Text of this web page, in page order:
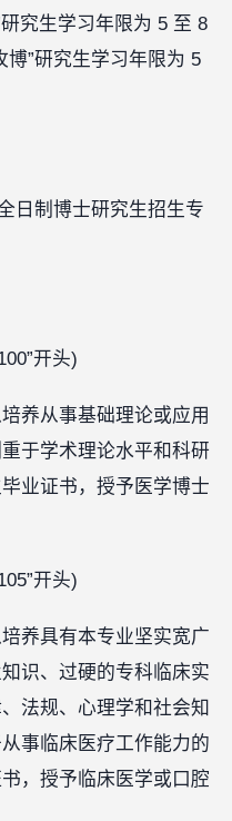
究生学习年限为 5 至 8
博”研究生学习年限为 5
日制博士研究生招生专
开头)
养从事基础理论或应用
于学术理论水平和科研
业证书，授予医学博士
开头)
养具有本专业坚实宽广
识、过硬的专科临床实
法规、心理学和社会知
事临床医疗工作能力的
，授予临床医学或口腔